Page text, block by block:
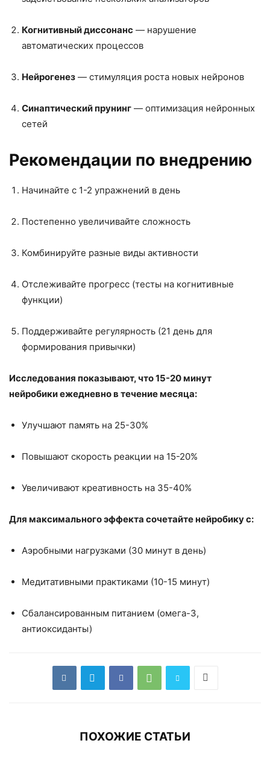
Когнитивный диссонанс — нарушение
автоматических процессов
Нейрогенез — стимуляция роста новых нейронов
Синаптический прунинг — оптимизация нейронных
сетей
Рекомендации по внедрению
Начинайте с 1-2 упражнений в день
Постепенно увеличивайте сложность
Комбинируйте разные виды активности
Отслеживайте прогресс (тесты на когнитивные
функции)
Поддерживайте регулярность (21 день для
формирования привычки)
Исследования показывают, что 15-20 минут
нейробики ежедневно в течение месяца:
Улучшают память на 25-30%
Повышают скорость реакции на 15-20%
Увеличивают креативность на 35-40%
Для максимального эффекта сочетайте нейробику с:
Аэробными нагрузками (30 минут в день)
Медитативными практиками (10-15 минут)
Сбалансированным питанием (омега-3,
антиоксиданты)
ПОХОЖИЕ СТАТЬИ